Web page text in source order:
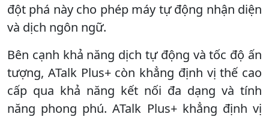
đột phá này cho phép máy tự động nhận diện
và dịch ngôn ngữ.
Bên cạnh khả năng dịch tự động và tốc độ ấn
tượng, ATalk Plus+ còn khẳng định vị thế cao
cấp qua khả năng kết nối đa dạng và tính
năng phong phú. ATalk Plus+ khẳng định vị